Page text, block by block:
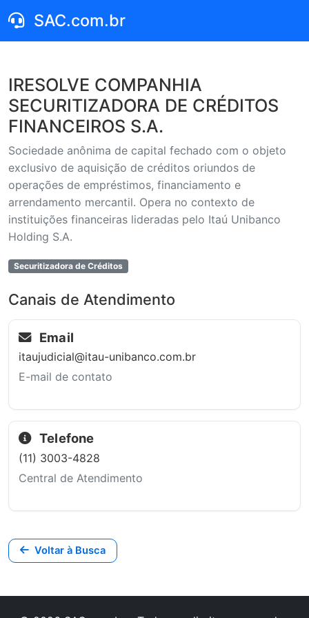
SAC.com.br
IRESOLVE COMPANHIA
SECURITIZADORA DE CRÉDITOS
FINANCEIROS S.A.
Sociedade anônima de capital fechado com o objeto
exclusivo de aquisição de créditos oriundos de
operações de empréstimos, financiamento e
arrendamento mercantil. Opera no contexto de
instituições financeiras lideradas pelo Itaú Unibanco
Holding S.A.
Securitizadora de Créditos
Canais de Atendimento
Email
itaujudicial@itau-unibanco.com.br
E-mail de contato
Telefone
(11) 3003-4828
Central de Atendimento
Voltar à Busca